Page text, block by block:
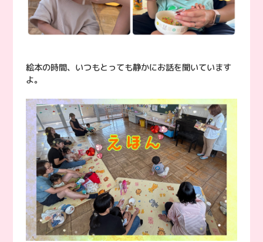
絵本の時間、いつもとっても静かにお話を聞いています
よ。